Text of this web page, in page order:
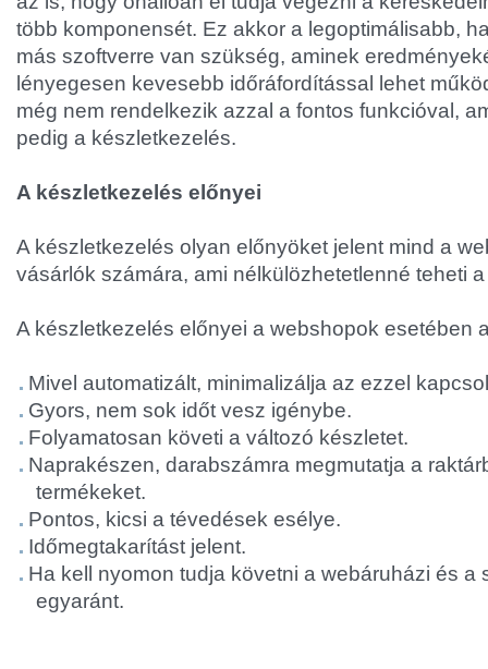
több komponensét. Ez akkor a legoptimálisabb,
más szoftverre van szükség, aminek
lényegesen kevesebb időráfordítással lehet
még nem rendelkezik azzal a fontos funkcióval,
pedig a készletkezelés.
A készletkezelés előnyei
A készletkezelés olyan előnyöket jelent mind a
vásárlók számára, ami nélkülözhetetlenné teheti
A készletkezelés előnyei a webshopok esetében
Mivel automatizált, minimalizálja az ezzel
Gyors, nem sok időt vesz igénybe.
Folyamatosan követi a változó készletet.
Naprakészen, darabszámra megmutatja a
termékeket.
Pontos, kicsi a tévedések esélye.
Időmegtakarítást jelent.
Ha kell nyomon tudja követni a webáruházi és a
egyaránt.